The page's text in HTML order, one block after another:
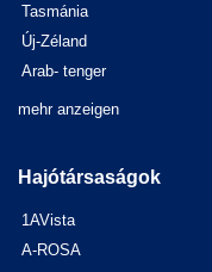
Tasmánia
Új-Zéland
Arab- tenger
mehr anzeigen
Hajótársaságok
1AVista
A-ROSA